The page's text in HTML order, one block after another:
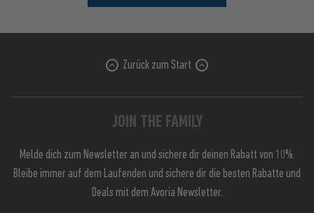
Zurück zum Start
JOIN THE FAMILY
Melde dich zum Newsletter an und sichere dir deinen Rabatt von 10%.
Bleibe immer auf dem Laufenden und sichere dir die besten Rabatte und
Deals mit dem Avoria Newsletter.